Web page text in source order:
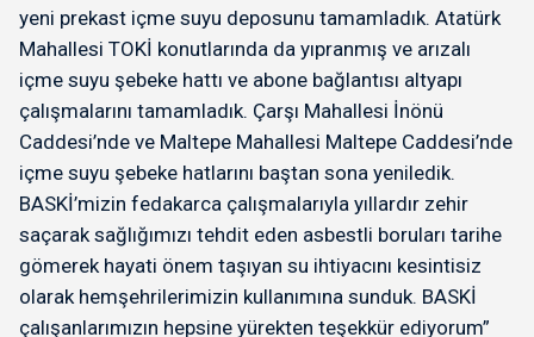
yeni prekast içme suyu deposunu tamamladık. Atatürk
Mahallesi TOKİ konutlarında da yıpranmış ve arızalı
içme suyu şebeke hattı ve abone bağlantısı altyapı
çalışmalarını tamamladık. Çarşı Mahallesi İnönü
Caddesi’nde ve Maltepe Mahallesi Maltepe Caddesi’nde
içme suyu şebeke hatlarını baştan sona yeniledik.
BASKİ’mizin fedakarca çalışmalarıyla yıllardır zehir
saçarak sağlığımızı tehdit eden asbestli boruları tarihe
gömerek hayati önem taşıyan su ihtiyacını kesintisiz
olarak hemşehrilerimizin kullanımına sunduk. BASKİ
çalışanlarımızın hepsine yürekten teşekkür ediyorum”